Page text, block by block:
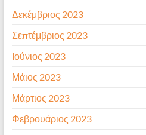
Δεκέμβριος 2023
Σεπτέμβριος 2023
Ιούνιος 2023
Μάιος 2023
Μάρτιος 2023
Φεβρουάριος 2023